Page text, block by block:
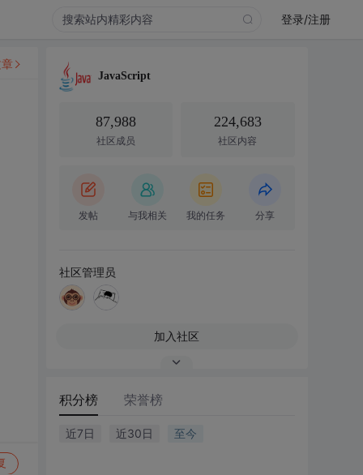
登录/注册
JavaScript
87,988
社区成员
224,683
社区内容
发帖 与我相关 我的任务 分享
社区管理员
加入社区
积分榜 荣誉榜
近7日 近30日 至今